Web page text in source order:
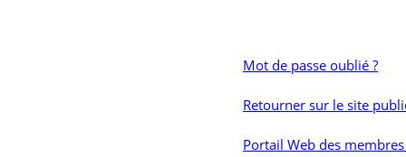
Mot de passe oublié ?
Retourner sur le site
Portail Web des